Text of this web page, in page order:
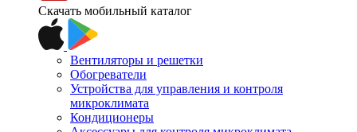
Скачать мобильный каталог
Вентиляторы и решетки
Обогреватели
Устройства для управления и контроля
микроклимата
Кондиционеры